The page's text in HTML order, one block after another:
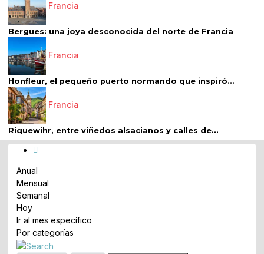
Francia
Bergues: una joya desconocida del norte de Francia
Francia
Honfleur, el pequeño puerto normando que inspiró...
Francia
Riquewihr, entre viñedos alsacianos y calles de...
Anual
Mensual
Semanal
Hoy
Ir al mes específico
Por categorías